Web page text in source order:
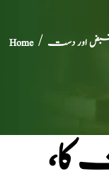
Home/ اور دست